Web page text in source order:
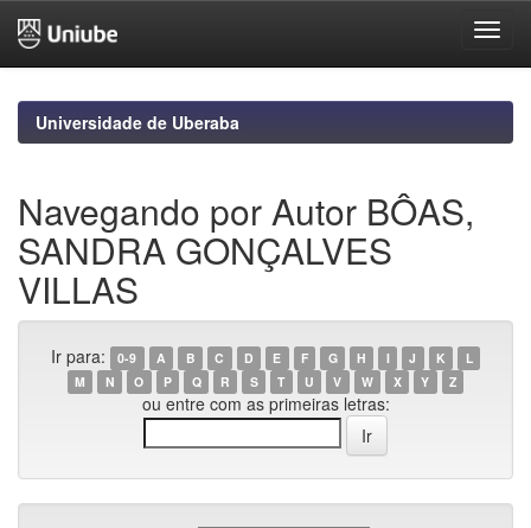
navigationUniversidade de Uberaba
Navegando por Autor BÔAS,
SANDRA GONÇALVES
VILLAS
Ir para: 0-9 A B C D E F G H I J K
L
M
N O P Q R S T U V W X Y Z
ou entre com as primeiras letras: